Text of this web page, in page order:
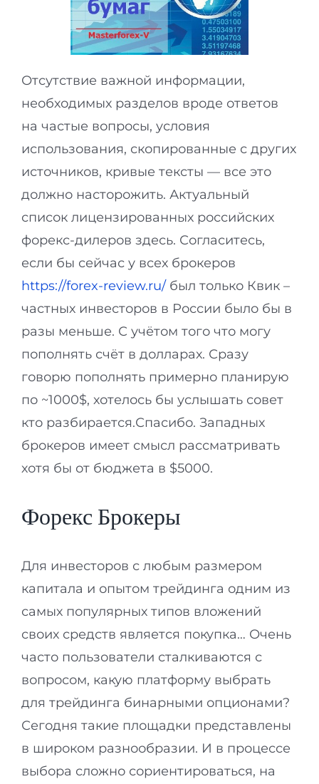
Отсутствие важной информации,
необходимых разделов вроде ответов
на частые вопросы, условия
использования, скопированные с других
источников, кривые тексты — все это
должно насторожить. Актуальный
список лицензированных российских
форекс-дилеров здесь. Согласитесь,
если бы сейчас у всех брокеров
https://forex-review.ru/ был только Квик –
частных инвесторов в России было бы в
разы меньше. С учётом того что могу
пополнять счёт в долларах. Сразу
говорю пополнять примерно планирую
по ~1000$, хотелось бы услышать совет
кто разбирается.Спасибо. Западных
брокеров имеет смысл рассматривать
хотя бы от бюджета в $5000.
Форекс Брокеры
Для инвесторов с любым размером
капитала и опытом трейдинга одним из
самых популярных типов вложений
своих средств является покупка… Очень
часто пользователи сталкиваются с
вопросом, какую платформу выбрать
для трейдинга бинарными опционами?
Сегодня такие площадки представлены
в широком разнообразии. И в процессе
выбора сложно сориентироваться, на